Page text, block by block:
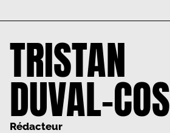
TRISTAN
DUVAL-COS
Rédacteur